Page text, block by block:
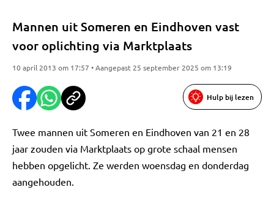
Mannen uit Someren en Eindhoven vast
voor oplichting via Marktplaats
10 april 2013 om 17:57 • Aangepast 25 september 2025 om 13:19
Hulp bij lezen
Twee mannen uit Someren en Eindhoven van 21 en 28
jaar zouden via Marktplaats op grote schaal mensen
hebben opgelicht. Ze werden woensdag en donderdag
aangehouden.